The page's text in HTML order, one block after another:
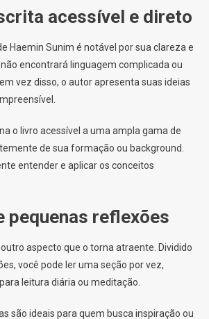
acessível e direto
Haemin Sunim é notável por sua clareza e
encontrará linguagem complicada ou
vez disso, o autor apresenta suas ideias
o livro acessível a uma ampla gama de
de sua formação ou background.
entender e aplicar os conceitos
pequenas reflexões
aspecto que o torna atraente. Dividido
você pode ler uma seção por vez,
leitura diária ou meditação.
são ideais para quem busca inspiração ou